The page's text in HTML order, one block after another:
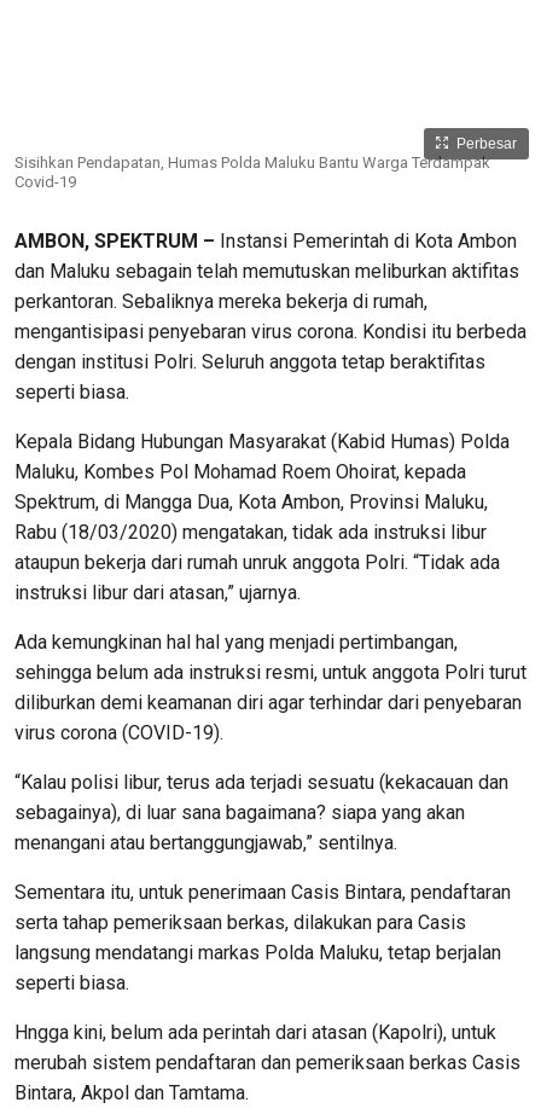
Perbesar
Sisihkan Pendapatan, Humas Polda Maluku Bantu Warga Terdampak
Covid-19
AMBON, SPEKTRUM – Instansi Pemerintah di Kota Ambon
dan Maluku sebagain telah memutuskan meliburkan aktifitas
perkantoran. Sebaliknya mereka bekerja di rumah,
mengantisipasi penyebaran virus corona. Kondisi itu berbeda
dengan institusi Polri. Seluruh anggota tetap beraktifitas
seperti biasa.
Kepala Bidang Hubungan Masyarakat (Kabid Humas) Polda
Maluku, Kombes Pol Mohamad Roem Ohoirat, kepada
Spektrum, di Mangga Dua, Kota Ambon, Provinsi Maluku,
Rabu (18/03/2020) mengatakan, tidak ada instruksi libur
ataupun bekerja dari rumah unruk anggota Polri. “Tidak ada
instruksi libur dari atasan,” ujarnya.
Ada kemungkinan hal hal yang menjadi pertimbangan,
sehingga belum ada instruksi resmi, untuk anggota Polri turut
diliburkan demi keamanan diri agar terhindar dari penyebaran
virus corona (COVID-19).
“Kalau polisi libur, terus ada terjadi sesuatu (kekacauan dan
sebagainya), di luar sana bagaimana? siapa yang akan
menangani atau bertanggungjawab,” sentilnya.
Sementara itu, untuk penerimaan Casis Bintara, pendaftaran
serta tahap pemeriksaan berkas, dilakukan para Casis
langsung mendatangi markas Polda Maluku, tetap berjalan
seperti biasa.
Hngga kini, belum ada perintah dari atasan (Kapolri), untuk
merubah sistem pendaftaran dan pemeriksaan berkas Casis
Bintara, Akpol dan Tamtama.